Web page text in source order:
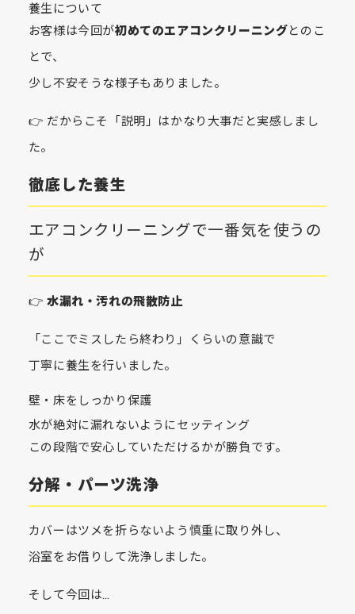
養生について
お客様は今回が初めてのエアコンクリーニングとのこ
とで、
少し不安そうな様子もありました。
👉 だからこそ「説明」はかなり大事だと実感しまし
た。
徹底した養生
エアコンクリーニングで一番気を使うの
が
👉水漏れ・汚れの飛散防止
「ここでミスしたら終わり」くらいの意識で
丁寧に養生を行いました。
壁・床をしっかり保護
水が絶対に漏れないようにセッティング
この段階で安心していただけるかが勝負です。
分解・パーツ洗浄
カバーはツメを折らないよう慎重に取り外し、
浴室をお借りして洗浄しました。
そして今回は…